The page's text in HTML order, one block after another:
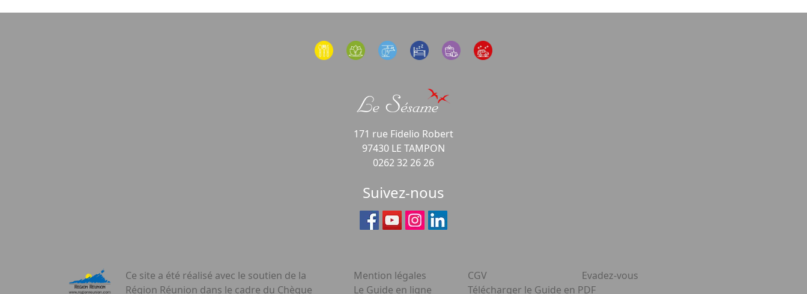
171 rue Fidelio Robert
97430 LE TAMPON
0262 32 26 26
Suivez-nous
Ce site a été réalisé avec le soutien de la
Région Réunion dans le cadre du Chèque
Mention légales CGV
Evadez-vous
Le Guide en ligne
Télécharger le Guide en PDF